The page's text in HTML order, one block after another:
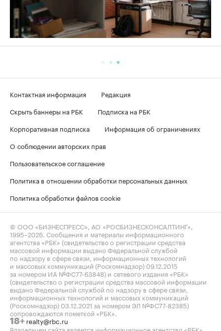
Контактная информация
Редакция
Скрыть баннеры на РБК
Подписка на РБК
Корпоративная подписка
Информация об ограничениях
О соблюдении авторских прав
Пользовательское соглашение
Политика в отношении обработки персональных данных
Политика обработки файлов cookie
© ООО «БИЗНЕСПРЕСС», АО «РОСБИЗНЕСКОНСАЛТИНГ»,
1995–2026. Сообщения и материалы информационного
агентства «РБК» (свидетельство о регистрации средства
массовой информации выдано Федеральной службой
по надзору в сфере связи, информационных технологий
и массовых коммуникаций (Роскомнадзор) 09.12.2015
за номером ИА №ФС77-63848) и сетевого издания «РБК»
(свидетельство о регистрации средства массовой информации
выдано Федеральной службой по надзору в сфере связи,
информационных технологий и массовых коммуникаций
(Роскомнадзор) 03.12.2021 за номером ЭЛ №ФС77-82385)
сопровождаются пометкой «РБК».
18+ realty@rbc.ru
Владельцем сайта является информационное агентство «РБК».